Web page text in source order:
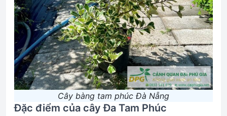
Cây bàng tam phúc Đà Nẵng
Đặc điểm của cây Đa Tam Phúc